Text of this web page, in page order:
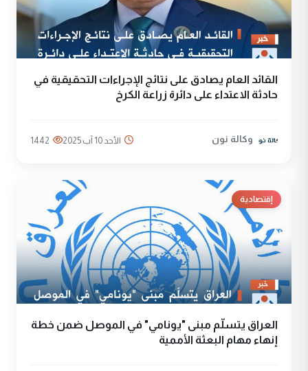
القائد العام يصادق على نتائج الإجراءات التحقيقية في
حادثة الاعتداء على دائرة زراعة الكرخ
وكالة نون الأحد 10 آب 2025 1442
إقتصادية
العراق يتسلّم مبنى "يونامي" في الموصل ضمن خطة
إنهاء مهام البعثة الأممية